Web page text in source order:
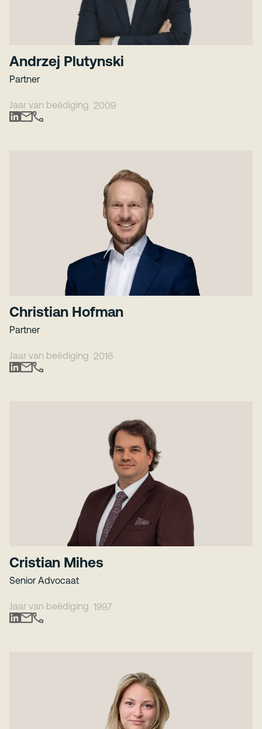
Andrzej Plutynski
Partner
Jaar van beëdiging 2009
Christian Hofman
Partner
Jaar van beëdiging 2016
Cristian Mihes
Senior Advocaat
Jaar van beëdiging 1997